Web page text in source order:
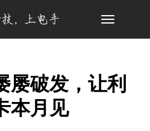
Toggle
屡破发，让利
本月见